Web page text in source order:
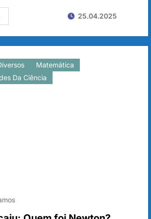
25.04.2025
Matemática
Da Ciência